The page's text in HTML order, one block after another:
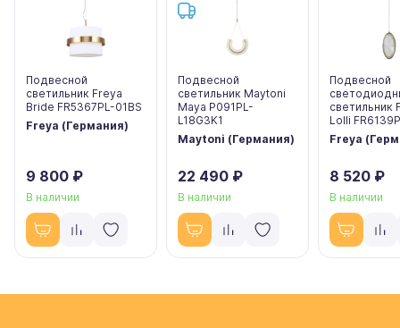
Подвесной
светильник Freya
Bride FR5367PL-01BS
Freya (Германия)
9 800 ₽
В наличии
Подвесной
светильник Maytoni
Maya P091PL-
L18G3K1
Maytoni (Германия)
22 490 ₽
В наличии
Подвесной
светильник
Lolli
Freya
8 520 ₽
В наличии